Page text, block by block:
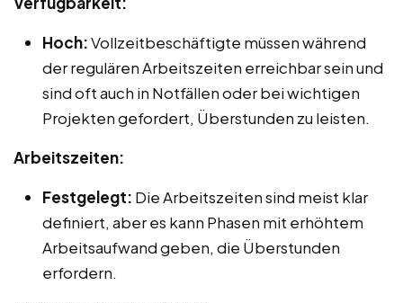
Hoch:Vollzeitbeschäftigte müssen während
der regulären Arbeitszeiten erreichbar sein und
sind oft auch in Notfällen oder bei wichtigen
Projekten gefordert, Überstunden zu leisten.
Arbeitszeiten:
Festgelegt: Die Arbeitszeiten sind meist klar
definiert, aber es kann Phasen mit erhöhtem
Arbeitsaufwand geben, die Überstunden
erfordern.